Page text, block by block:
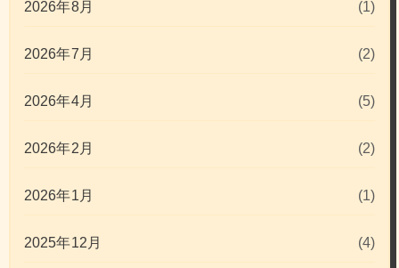
2026年8月 (1)
2026年7月 (2)
2026年4月 (5)
2026年2月 (2)
2026年1月 (1)
2025年12月 (4)